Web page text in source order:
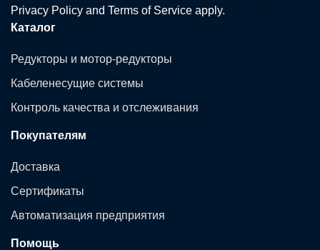
Privacy Policy and Terms of Service apply.
Каталог
Редукторы и мотор-редукторы
Кабеленесущие системы
Контроль качества и отслеживания
Покупателям
Доставка
Сертификаты
Автоматизация предприятия
Помощь